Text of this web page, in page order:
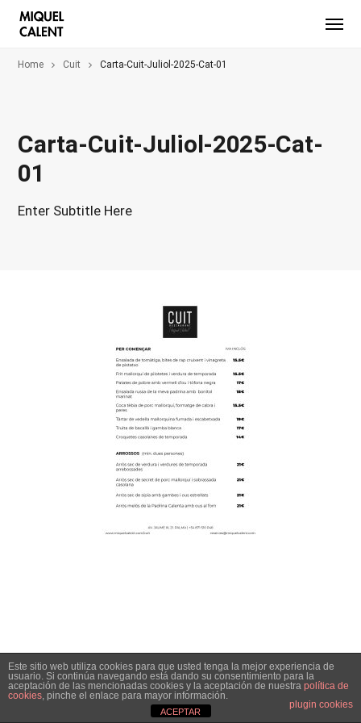
Home Cuit Carta-Cuit-Juliol-2025-Cat-01
Carta-Cuit-Juliol-2025-Cat-
01
Enter Subtitle Here
Este sitio web utiliza cookies para que usted tenga la mejor experiencia de
usuario. Si continúa navegando está dando su consentimiento para la
aceptación de las mencionadas cookies y la aceptación de nuestra política de
cookies, pinche el enlace para mayor información.
plugin cookies
ACEPTAR